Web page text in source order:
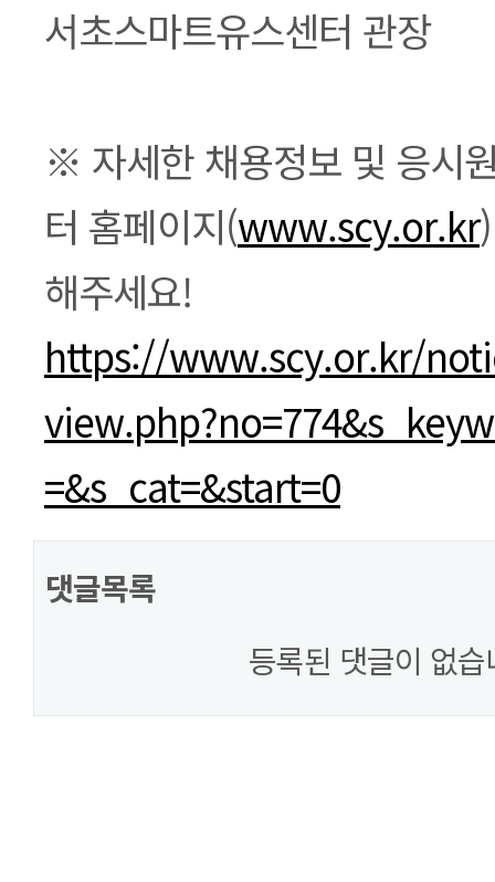
서초스마트유스센터 관장
※ 자세한 채용정보 및 응시
터 홈페이지(www.scy.or.kr
해주세요!
https://www.scy.or.kr/
=&s_cat=&start=0
댓글목록
등록된 댓글이 없습